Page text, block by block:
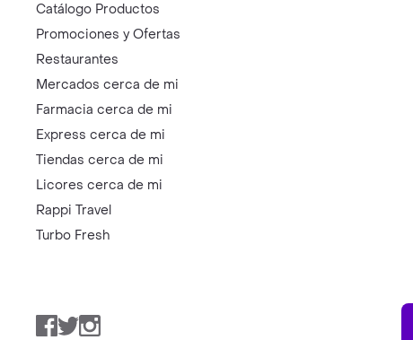
Catálogo Productos
Promociones y Ofertas
Restaurantes
Mercados cerca de mi
Farmacia cerca de mi
Express cerca de mi
Tiendas cerca de mi
Licores cerca de mi
Rappi Travel
Turbo Fresh
Facebook
TwitterInstagram